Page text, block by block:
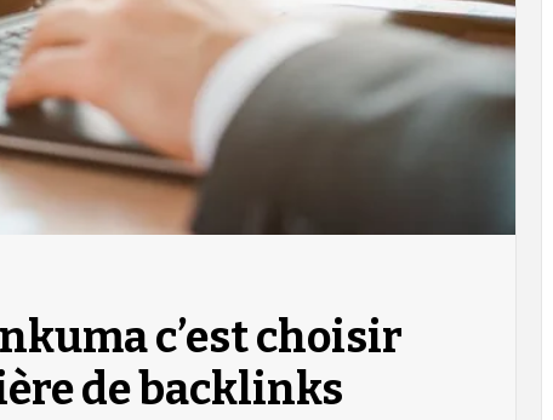
c’est choisir
de backlinks